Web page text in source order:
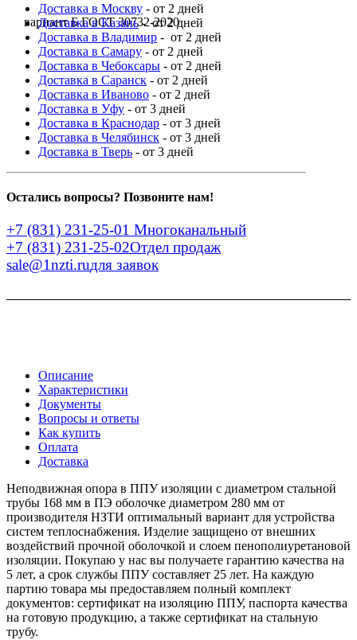
вариант Б ГОСТ 30732-2020
Доставка в Москву - от 2 дней
Доставка в Казань- от 2 дней
Доставка в Владимир - от 2 дней
Доставка в Самару - от 2 дней
Доставка в Чебоксары - от 2 дней
Доставка в Саранск - от 2 дней
Доставка в Иваново - от 2 дней
Доставка в Уфу - от 3 дней
Доставка в Краснодар - от 3 дней
Доставка в Челябинск - от 3 дней
Доставка в Тверь - от 3 дней
Остались вопросы? Позвоните нам!
+7 (831) 231-25-01 Многоканальный
+7 (831) 231-25-02Отдел продаж
sale@1nzti.ruдля заявок
Описание
Характеристики
Документы
Вопросы и ответы
Как купить
Оплата
Доставка
Неподвижная опора в ППУ изоляции с диаметром стальной
трубы 168 мм в ПЭ оболочке диаметром 280 мм от
производителя НЗТИ оптимальный вариант для устройства
систем теплоснабжения. Изделие защищено от внешних
воздействий прочной оболочкой и слоем пенополиуретановой
изоляции. Покупаю у нас вы получаете гарантию качества на
5 лет, а срок службы ППУ составляет 25 лет. На каждую
партию товара мы предоставляем полный комплект
документов: сертификат на изоляцию ППУ, паспорта качества
на готовую продукцию, а также сертификат на стальную
трубу.